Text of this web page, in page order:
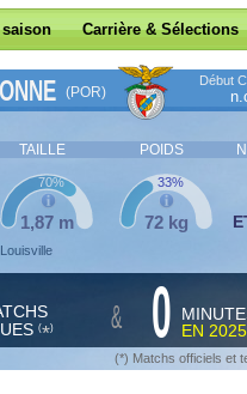
Carrière & Sélections
(POR)
Début
TAILLE POIDS
1,87 m
70%
72 kg
33%
(*) & 0
EN
(*) Matchs officiels et